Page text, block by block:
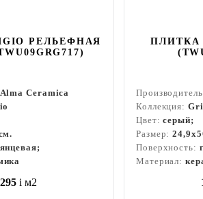
РЕЛЬЕФНАЯ
Alma Ceramica
i м2
ПЛИТКА
Коллекция:
Цвет:серый;
Размер:
Поверхность:
Материал: